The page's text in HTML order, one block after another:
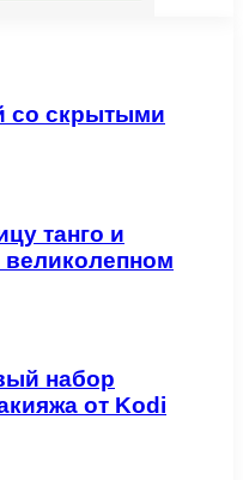
со скрытыми
танго и
набор
от Kodi